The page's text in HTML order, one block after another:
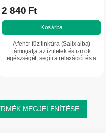
2 840 Ft
Kosárba
A fehér fűz tinktúra (Salix alba)
támogatja az ízületek és izmok
egészségét, segíti a relaxációt és a
MEGJELENÍTÉSE